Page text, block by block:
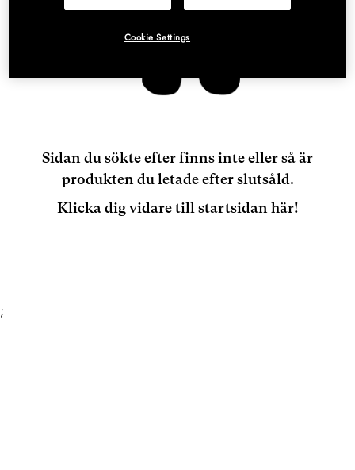
Sidan du sökte efter finns inte eller så är
produkten du letade efter slutsåld.
Klicka dig vidare till startsidan här!
;
Cookie Settings